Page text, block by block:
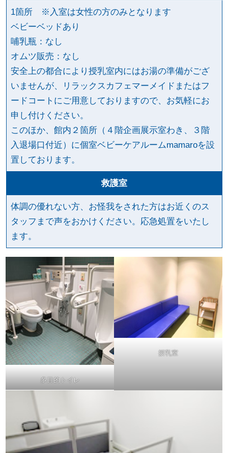
1箇所 ※入室は女性の方のみとなります
ベビーベッドあり
哺乳瓶：なし
オムツ販売：なし
安全上の都合により授乳室内にはお湯の準備がござ
いませんが、リラックスカフェマーメイドまたはフ
ードコートにご用意しておりますので、お気軽にお
申し付けください。
このほか、館内２箇所（４階企画展示室わき、３階
入退場口付近）に個室ベビーケアルームmamaroを設
置しております。
救護室
体調の優れない方、お怪我をされた方はお近くのス
タッフまで声をおかけください。応急処置をいたし
ます。
多目的トイレ
授乳室